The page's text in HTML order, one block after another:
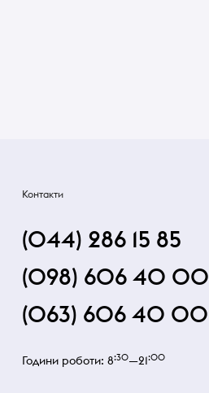
Контакти
(044) 286 15 85
(098) 606 40 00
(063) 606 40 00
Години роботи: 8:30—21:00